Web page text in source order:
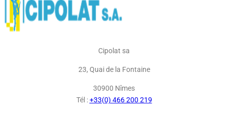
Cipolat sa
23, Quai de la Fontaine
30900 Nîmes
Tél :+33(0) 466 200 219